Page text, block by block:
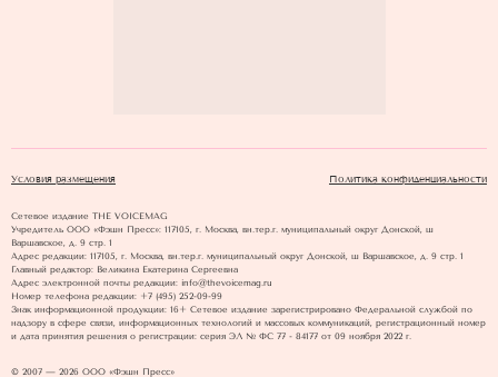
Условия размещения Политика конфиденциальности
Сетевое издание THE VOICEMAG
Учредитель ООО «Фэшн Пресс»: 117105, г. Москва, вн.тер.г. муниципальный округ Донской, ш
Варшавское, д. 9 стр. 1
Адрес редакции: 117105, г. Москва, вн.тер.г. муниципальный округ Донской, ш Варшавское, д. 9 стр. 1
Главный редактор: Великина Екатерина Сергеевна
Адрес электронной почты редакции: info@thevoicemag.ru
Номер телефона редакции: +7 (495) 252-09-99
Знак информационной продукции: 16+ Cетевое издание зарегистрировано Федеральной службой по
надзору в сфере связи, информационных технологий и массовых коммуникаций, регистрационный номер
и дата принятия решения о регистрации: серия ЭЛ № ФС 77 - 84177 от 09 ноября 2022 г.
© 2007 — 2026 ООО «Фэшн Пресс»